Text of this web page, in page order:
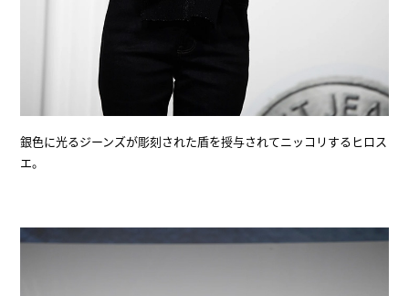
銀色に光るジーンズが彫刻された盾を授与されてニッコリするヒロス
エ。